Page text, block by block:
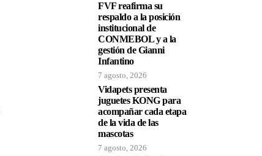
FVF reafirma su
respaldo a la posición
institucional de
CONMEBOL y a la
gestión de Gianni
Infantino
7 agosto, 2026
Vidapets presenta
juguetes KONG para
acompañar cada etapa
de la vida de las
mascotas
7 agosto, 2026